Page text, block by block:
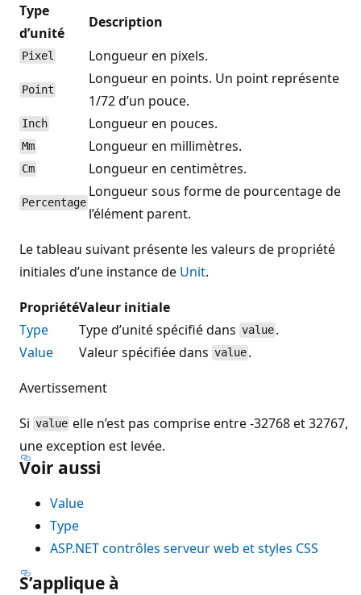
Type
d’unité
Description
Pixel Longueur en pixels.
Point
Longueur en points. Un point représente
1/72 d’un pouce.
Inch Longueur en pouces.
Mm Longueur en millimètres.
Cm Longueur en centimètres.
Percentage
Longueur sous forme de pourcentage de
l’élément parent.
Le tableau suivant présente les valeurs de propriété
initiales d’une instance de Unit.
PropriétéValeur initiale
Type
Type d’unité spécifié dans value .
Value
Valeur spécifiée dans value .
Avertissement
Si value elle n’est pas comprise entre -32768 et 32767,
une exception est levée.
Voir aussi
Value
Type
ASP.NET contrôles serveur web et styles CSS
S’applique à